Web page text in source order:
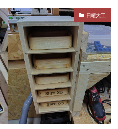
日曜大工